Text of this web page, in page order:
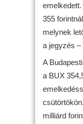
355
melynek
a jegyzés –
A
a BUX
milliárd